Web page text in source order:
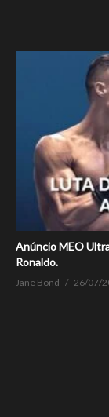
Anúncio MEO
Ronaldo.
Jane Bond 26/07/